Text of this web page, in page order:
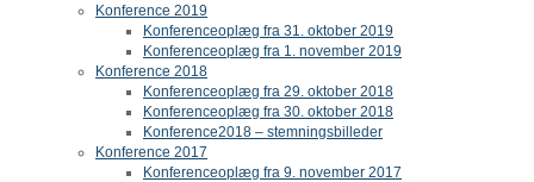
Konference 2019
Konferenceoplæg fra 31. oktober 2019
Konferenceoplæg fra 1. november 2019
Konference 2018
Konferenceoplæg fra 29. oktober 2018
Konferenceoplæg fra 30. oktober 2018
Konference2018 – stemningsbilleder
Konference 2017
Konferenceoplæg fra 9. november 2017